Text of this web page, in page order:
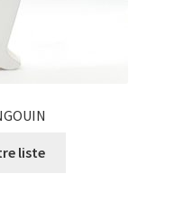
liste